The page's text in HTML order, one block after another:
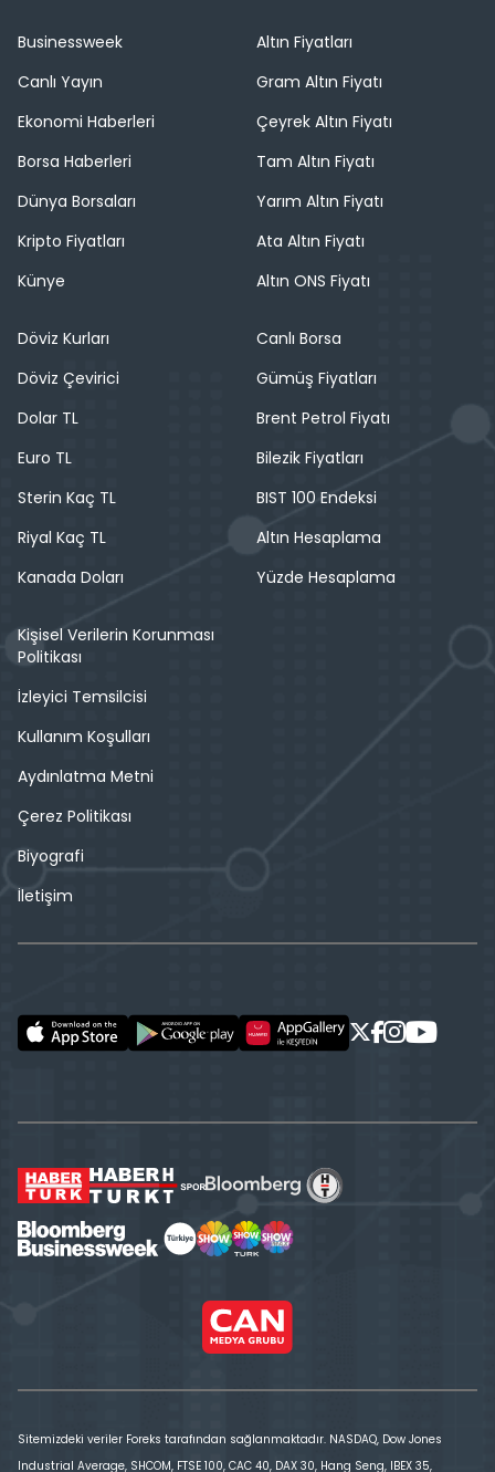
Businessweek
Canlı Yayın
Ekonomi Haberleri
Borsa Haberleri
Dünya Borsaları
Kripto Fiyatları
Künye
Altın Fiyatları
Gram Altın Fiyatı
Çeyrek Altın Fiyatı
Tam Altın Fiyatı
Yarım Altın Fiyatı
Ata Altın Fiyatı
Altın ONS Fiyatı
Döviz Kurları
Döviz Çevirici
Dolar TL
Euro TL
Sterin Kaç TL
Riyal Kaç TL
Kanada Doları
Canlı Borsa
Gümüş Fiyatları
Brent Petrol Fiyatı
Bilezik Fiyatları
BIST 100 Endeksi
Altın Hesaplama
Yüzde Hesaplama
Kişisel Verilerin Korunması
Politikası
İzleyici Temsilcisi
Kullanım Koşulları
Aydınlatma Metni
Çerez Politikası
Biyografi
İletişim
Sitemizdeki veriler Foreks tarafından sağlanmaktadır. NASDAQ, Dow Jones
Industrial Average, SHCOM, FTSE 100, CAC 40, DAX 30, Hang Seng, IBEX 35,